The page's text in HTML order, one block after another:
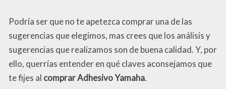
Podría ser que no te apetezca comprar una de las
sugerencias que elegimos, mas crees que los análisis y
sugerencias que realizamos son de buena calidad. Y, por
ello, querrías entender en qué claves aconsejamos que
te fijes al comprar Adhesivo Yamaha.